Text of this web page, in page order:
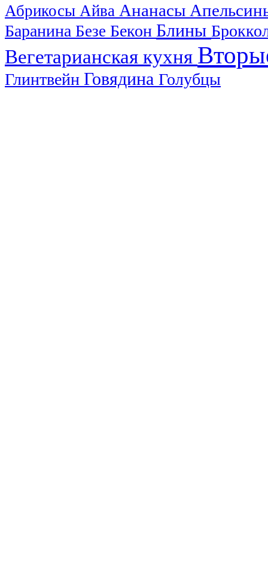
Абрикосы Айва Ананасы
Баранина Безе Бекон Блины
Вегетарианская кухня
Глинтвейн Говядина Голубцы